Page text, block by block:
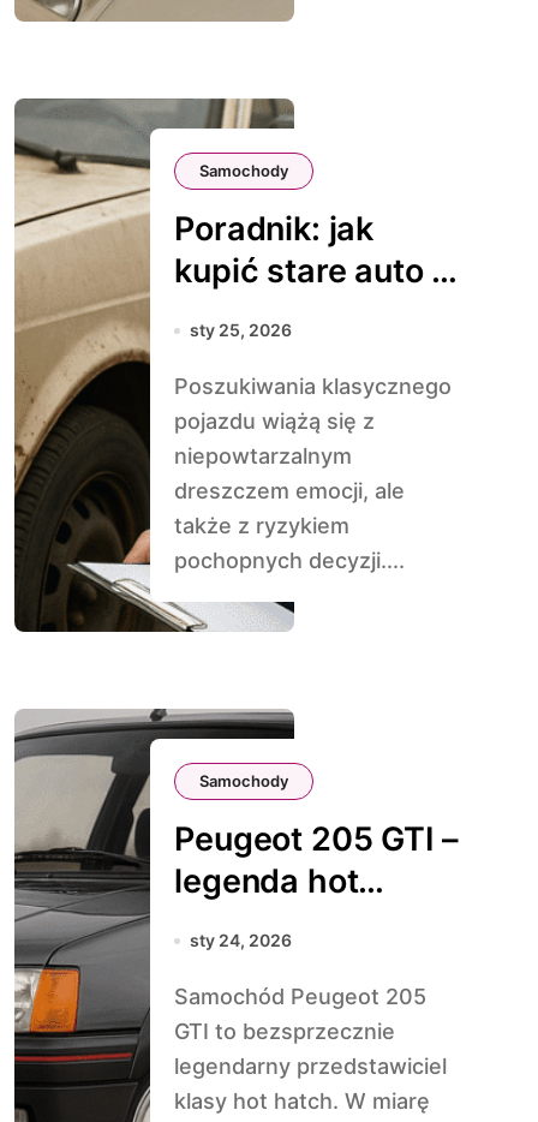
Samochody
Poradnik: jak
kupić stare auto i
nie dać się
sty 25, 2026
Poszukiwania klasycznego
pojazdu wiążą się z
niepowtarzalnym
dreszczem emocji, ale
także z ryzykiem
pochopnych decyzji....
Samochody
Peugeot 205 GTI –
legenda hot
hatchy
sty 24, 2026
Samochód Peugeot 205
GTI to bezsprzecznie
legendarny przedstawiciel
klasy hot hatch. W miarę